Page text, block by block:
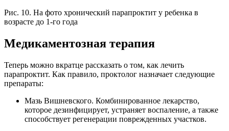
Рис. 10. На фото хронический парапроктит у ребенка в
возрасте до 1-го года
Медикаментозная терапия
Теперь можно вкратце рассказать о том, как лечить
парапроктит. Как правило, проктолог назначает следующие
препараты:
Мазь Вишневского. Комбинированное лекарство,
которое дезинфицирует, устраняет воспаление, а также
способствует регенерации поврежденных участков.